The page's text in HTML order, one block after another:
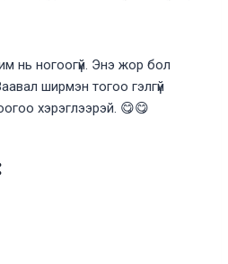
нь ногоогүй. Энэ жор бол
ширмэн тогоо гэлгүй
хэрэглээрэй. 😋😋